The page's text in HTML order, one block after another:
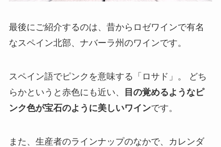
最後にご紹介するのは、昔からロゼワインで有名
なスペイン北部、ナバーラ州のワインです。
スペイン語でピンクを意味する「ロサド」。 どち
らかというと赤色にも近い、
目の覚めるようなピ
ンク色が宝石のように美しいワインです。
また、生産者のラインナップのなかで、カレンダ